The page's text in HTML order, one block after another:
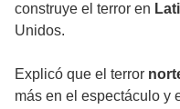
construye el terror en
Unidos.
Explicó que el terror
más en el espectáculo y